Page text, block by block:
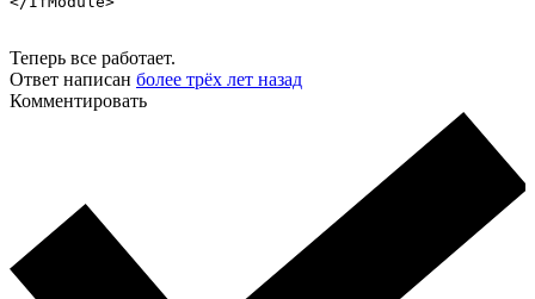
Теперь все работает.
Ответ написан более трёх лет назад
Комментировать